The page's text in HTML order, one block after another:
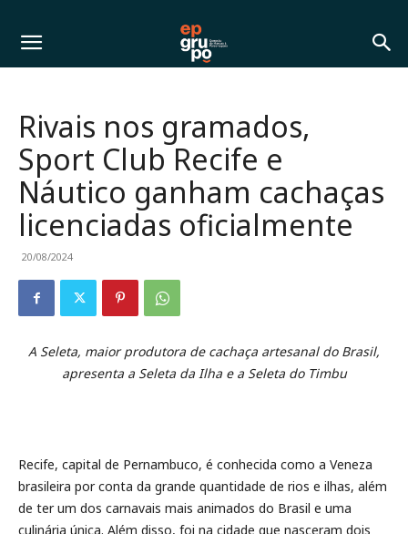
Rivais nos gramados,
Sport Club Recife e
Náutico ganham cachaças
licenciadas oficialmente
20/08/2024
A Seleta, maior produtora de cachaça artesanal do Brasil,
apresenta a Seleta da Ilha e a Seleta do Timbu
Recife, capital de Pernambuco, é conhecida como a Veneza
brasileira por conta da grande quantidade de rios e ilhas, além
de ter um dos carnavais mais animados do Brasil e uma
culinária única. Além disso, foi na cidade que nasceram dois